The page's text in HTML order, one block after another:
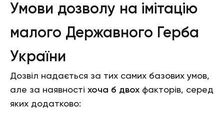
Умови дозволу на імітацію
малого Державного Герба
України
Дозвіл надається за тих самих базових умов,
але за наявності хоча б двох факторів, серед
яких додатково: